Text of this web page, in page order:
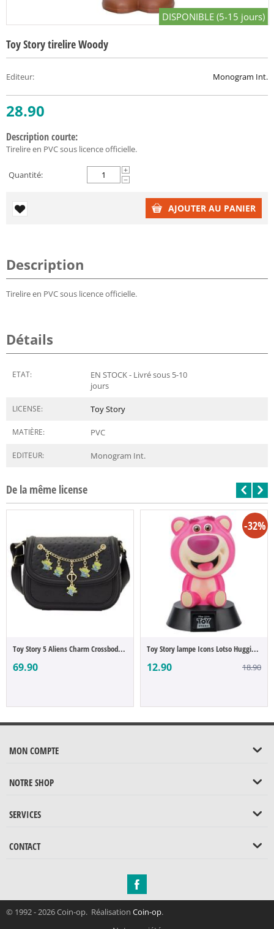
DISPONIBLE (5-15 jours)
Toy Story tirelire Woody
Editeur: Monogram Int.
28.90
Description courte:
Tirelire en PVC sous licence officielle.
Quantité:
+
−
AJOUTER AU PANIER
Description
Tirelire en PVC sous licence officielle.
Détails
ETAT:
EN STOCK - Livré sous 5-10
jours
LICENSE: Toy Story
MATIÈRE: PVC
EDITEUR: Monogram Int.
De la même license
Toy Story 5 Aliens Charm Crossbody Bag
69.90
-32%
Toy Story lampe Icons Lotso Huggin Bear
12.90 18.90
MON COMPTE
NOTRE SHOP
SERVICES
CONTACT
© 1992 - 2026 Coin-op. Réalisation Coin-op.